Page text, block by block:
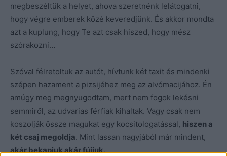
megbeszéltük a helyet, ahova szeretnénk lelátogatni,
hogy végre emberek közé keveredjünk. És akkor mondta
azt a kuplung, hogy Te azt csak hiszed, hogy mész
szórakozni…
Szóval félretoltuk az autót, hívtunk két taxit és mindenki
szépen hazament a pizsijéhez meg az alvómacijához. Én
amúgy meg megnyugodtam, mert nem fogok lekésni
semmiről, az udvarias férfiak kihaltak. Vagy csak nem
koszolják össze magukat egy kocsitologatással, hiszen a
két csaj megoldja. Mint lassan nagyjából már mindent,
akár bekapjuk akár fújjuk.